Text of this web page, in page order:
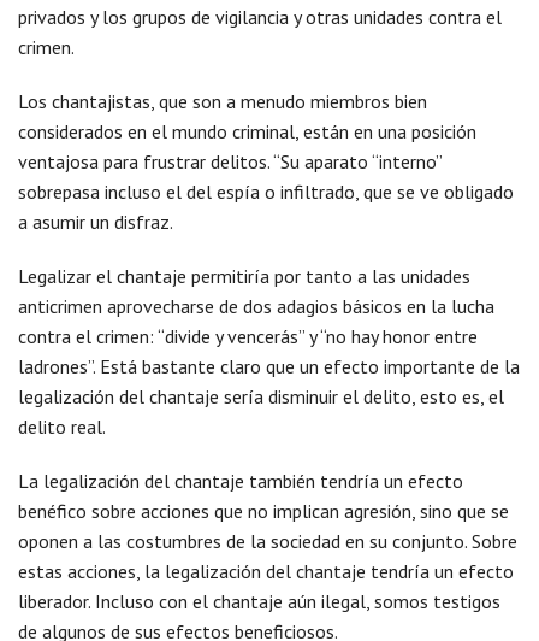
privados y los grupos de vigilancia y otras unidades contra el
crimen.
Los chantajistas, que son a menudo miembros bien
considerados en el mundo criminal, están en una posición
ventajosa para frustrar delitos. “Su aparato “interno”
sobrepasa incluso el del espía o infiltrado, que se ve obligado
a asumir un disfraz.
Legalizar el chantaje permitiría por tanto a las unidades
anticrimen aprovecharse de dos adagios básicos en la lucha
contra el crimen: “divide y vencerás” y “no hay honor entre
ladrones”. Está bastante claro que un efecto importante de la
legalización del chantaje sería disminuir el delito, esto es, el
delito real.
La legalización del chantaje también tendría un efecto
benéfico sobre acciones que no implican agresión, sino que se
oponen a las costumbres de la sociedad en su conjunto. Sobre
estas acciones, la legalización del chantaje tendría un efecto
liberador. Incluso con el chantaje aún ilegal, somos testigos
de algunos de sus efectos beneficiosos.